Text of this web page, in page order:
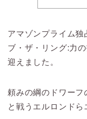
アマゾンプライム
ブ・ザ・リング:力
迎えました。
頼みの綱のドワーフ
と戦うエルロンドら